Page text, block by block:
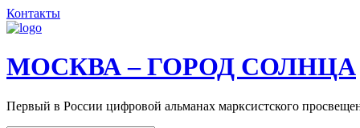
Контакты
МОСКВА – ГОРОД СОЛНЦА
Первый в России цифровой альманах марксистского